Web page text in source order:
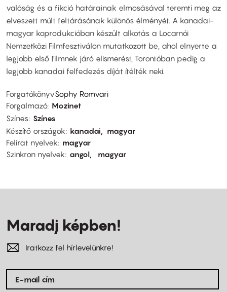
valóság és a fikció határainak elmosásával teremti meg az
elveszett múlt feltárásának különös élményét. A kanadai-
magyar koprodukcióban készült alkotás a Locarnói
Nemzetközi Filmfesztiválon mutatkozott be, ahol elnyerte a
legjobb első filmnek járó elismerést, Torontóban pedig a
legjobb kanadai felfedezés díját ítélték neki.
ForgatókönyvSophy Romvari
Forgalmazó Mozinet
Színes Színes
Készítő országok
kanadai
magyar
Felirat nyelvek
magyar
Szinkron nyelvek
angol magyar
Maradj képben!
Iratkozz fel hírlevelünkre!